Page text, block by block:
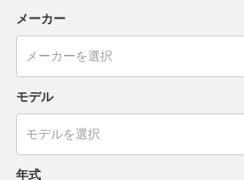
メーカー
モデル
年式